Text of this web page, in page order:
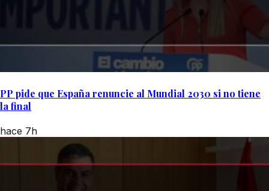
PP pide que España renuncie al Mundial 2030 si no tiene
la final
hace 7h